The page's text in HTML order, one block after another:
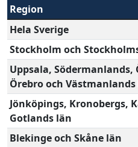
Region
Hela Sverige
Stockholm och
Uppsala,
Örebro och
Jönköpings, Kronobergs,
Gotlands län
Blekinge och Skåne län